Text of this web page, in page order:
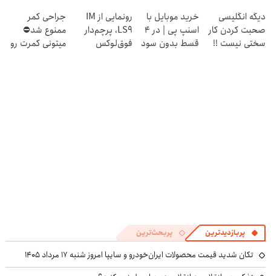
ایران شد
دیگه انگلیسی
صحبت کردن کار
سختی نیست !!
خرید موبایل با
اسنپ پی | در ۴
قسط بدون سود
رونمایی از IM
LS9، پرچم‌دار
فوق‌لوکس
جراحی کمر
ممنوع شد⛔
میتونی کمرت رو
پربازدیدترین پربحث‌ترین
تکان شدید قیمت محصولات ایران‌خودرو و سایپا امروز شنبه ۱۷ مرداد ۱۴۰۵